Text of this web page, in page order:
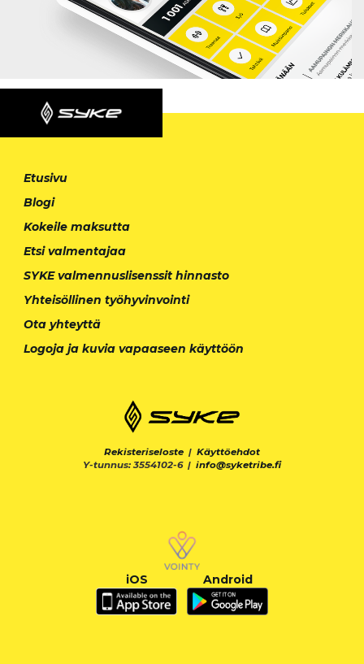
Etusivu
Blogi
Kokeile maksutta
Etsi valmentajaa
SYKE valmennuslisenssit hinnasto
Yhteisöllinen työhyvinvointi
Ota yhteyttä
Logoja ja kuvia vapaaseen käyttöön
Rekisteriseloste | Käyttöehdot
Y-tunnus: 3554102-6 | info@syketribe.fi
iOS Android